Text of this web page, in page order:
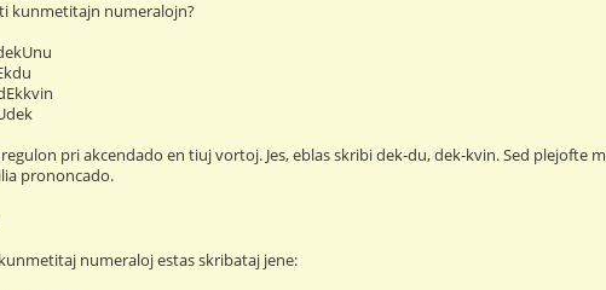
kunmetitajn numeralojn?
pri akcendado en tiuj vortoj. Jes, eblas skribi dek-du, dek-kvin. Sed
prononcado.
numeraloj estas skribataj jene: